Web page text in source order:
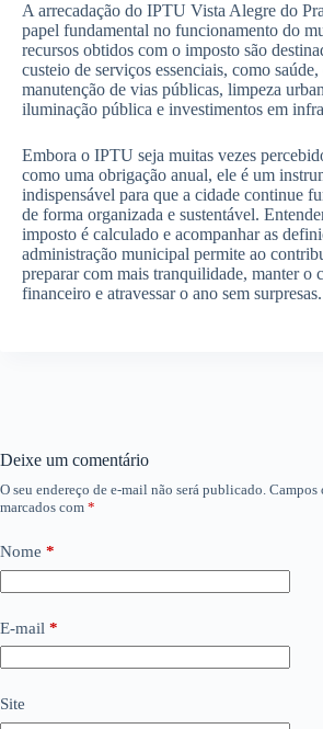
A arrecadação do IPTU Vista Alegre do
papel fundamental no funcionamento do
recursos obtidos com o imposto são
custeio de serviços essenciais, como saúde,
manutenção de vias públicas, limpeza
iluminação pública e investimentos em
Embora o IPTU seja muitas vezes
como uma obrigação anual, ele é um
indispensável para que a cidade continue
de forma organizada e sustentável.
imposto é calculado e acompanhar as
administração municipal permite ao
preparar com mais tranquilidade, manter o
financeiro e atravessar o ano sem surpresas.
Deixe um comentário
O seu endereço de e-mail não será publicado. Campos
marcados com *
Nome *
E-mail *
Site